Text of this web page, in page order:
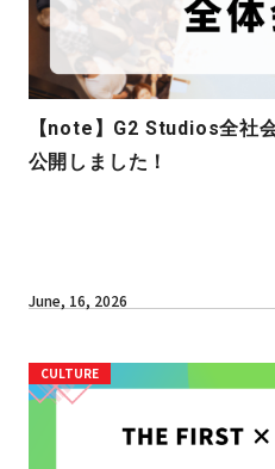
【note】G2 Studios全社
公開しました！
June, 16, 2026
CULTURE